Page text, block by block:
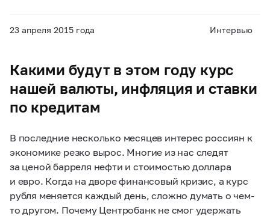
23 апреля 2015 года Интервью
Какими будут в этом году курс
нашей валюты, инфляция и ставки
по кредитам
В последние несколько месяцев интерес россиян к
экономике резко вырос. Многие из нас следят
за ценой барреля нефти и стоимостью доллара
и евро. Когда на дворе финансовый кризис, а курс
рубля меняется каждый день, сложно думать о чем-
то другом. Почему Центробанк не смог удержать